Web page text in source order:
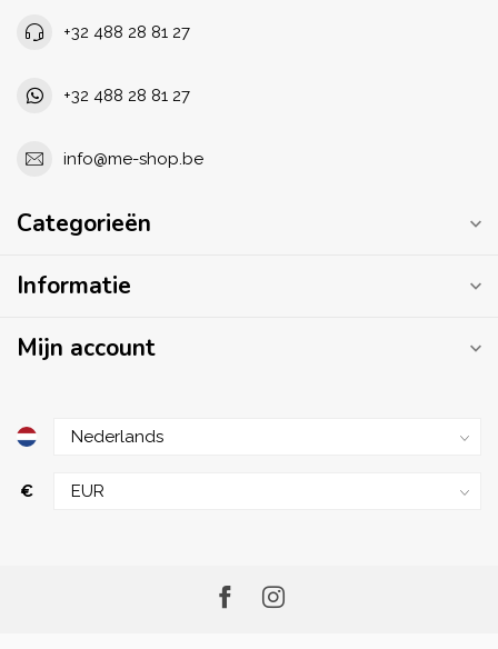
+32 488 28 81 27
+32 488 28 81 27
info@me-shop.be
Categorieën
Informatie
Mijn account
€